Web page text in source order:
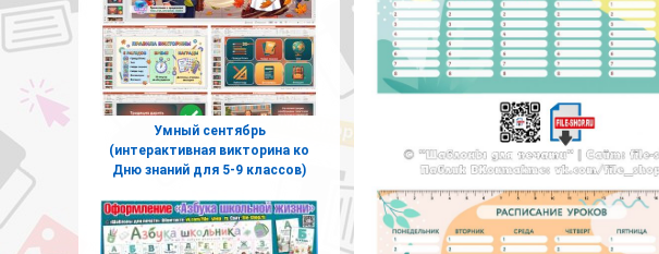
Умный сентябрь
(интерактивная викторина ко
Дню знаний для 5-9 классов)